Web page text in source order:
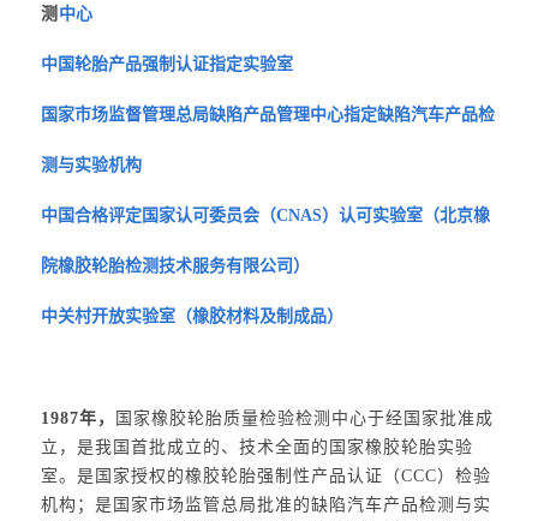
测 中心
中国轮胎产品强制认证指定实验室
国家市场监督管理总局缺陷产品管理中心指定缺陷汽车产品检
测与实验机构
中国合格评定国家认可委员会（CNAS）认可实验室（北京橡
院橡胶轮胎检测技术服务有限公司）
中关村开放实验室（橡胶材料及制成品）
1987年，
国家橡胶轮胎质量检验检测中心于经国家批准成
立，是我国首批成立的、技术全面的国家橡胶轮胎实验
室。是国家授权的橡胶轮胎强制性产品认证（CCC）检验
机构；是国家市场监管总局批准的缺陷汽车产品检测与实